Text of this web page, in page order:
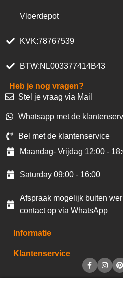
Vloerdepot
KVK:78767539
BTW:NL003377414B43
Heb je nog vragen?
Stel je vraag via Mail
Whatsapp met de
Bel met de klantenservice
Maandag- Vrijdag 12:00 -
Saturday 09:00 - 16:00
Afspraak mogelijk buiten
contact op via WhatsApp
Informatie
Klantenservice